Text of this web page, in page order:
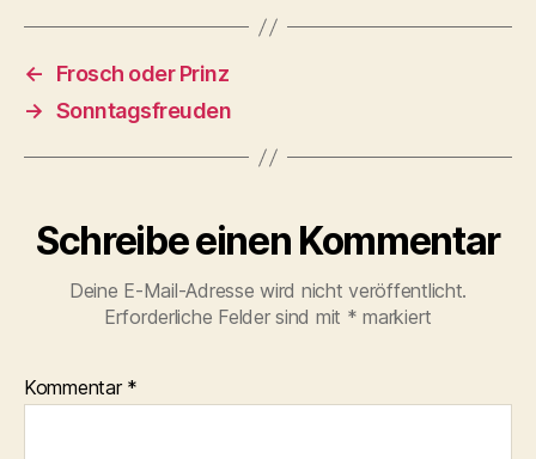
←
Frosch oder Prinz
→ Sonntagsfreuden
Schreibe einen Kommentar
Deine E-Mail-Adresse wird nicht veröffentlicht.
Erforderliche Felder sind mit * markiert
Kommentar *